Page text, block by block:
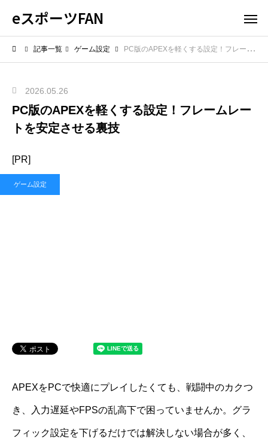
eスポーツFAN
記事一覧 ゲーム設定 PC版のAPEXを軽くする設定！フレームレートを安定させる裏技
2026.05.26
PC版のAPEXを軽くする設定！フレームレー
トを安定させる裏技
[PR]
ゲーム設定
APEXをPCで快適にプレイしたくても、戦闘中のカクつ
き、入力遅延やFPSの乱高下で困っていませんか。グラ
フィック設定を下げるだけでは解決しない場合が多く、